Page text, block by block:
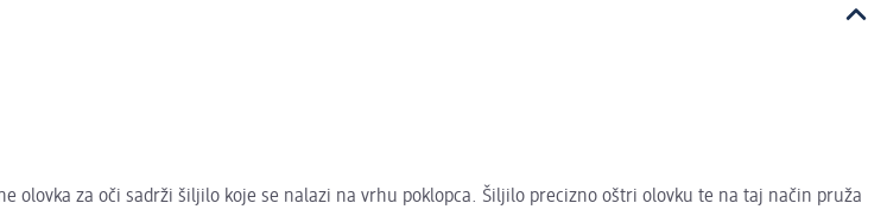
olovka za oči sadrži šiljilo koje se nalazi na vrhu poklopca. Šiljilo precizno oštri olovku te na taj način pruža